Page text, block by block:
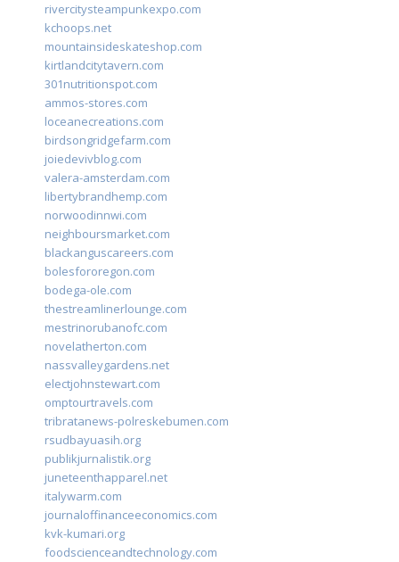
rivercitysteampunkexpo.com
kchoops.net
mountainsideskateshop.com
kirtlandcitytavern.com
301nutritionspot.com
ammos-stores.com
loceanecreations.com
birdsongridgefarm.com
joiedevivblog.com
valera-amsterdam.com
libertybrandhemp.com
norwoodinnwi.com
neighboursmarket.com
blackanguscareers.com
bolesfororegon.com
bodega-ole.com
thestreamlinerlounge.com
mestrinorubanofc.com
novelatherton.com
nassvalleygardens.net
electjohnstewart.com
omptourtravels.com
tribratanews-polreskebumen.com
rsudbayuasih.org
publikjurnalistik.org
juneteenthapparel.net
italywarm.com
journaloffinanceeconomics.com
kvk-kumari.org
foodscienceandtechnology.com